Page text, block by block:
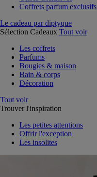
Coffrets parfum exclusifs
Le cadeau par diptyque
Sélection Cadeaux Tout voir
Les coffrets
Parfums
Bougies & maison
Bain & corps
Décoration
Tout voir
Trouver l'inspiration
Les petites attentions
Offrir l'exception
Les insolites